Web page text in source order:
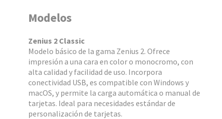
Modelos
Zenius 2 Classic
Modelo básico de la gama Zenius 2. Ofrece
impresión a una cara en color o monocromo, con
alta calidad y facilidad de uso. Incorpora
conectividad USB, es compatible con Windows y
macOS, y permite la carga automática o manual de
tarjetas. Ideal para necesidades estándar de
personalización de tarjetas.